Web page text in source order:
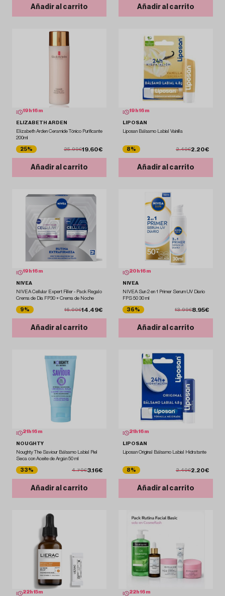
Añadir al carrito Añadir al carrito
19 h16 m
ELIZABETH ARDEN
Elizabeth Arden Ceramide Tónico Purificante
200ml
25% 25.99€19.60€
Añadir al carrito
19 h16 m
LIPOSAN
Liposan Bálsamo Labial Vainilla
8% 2.40€2.20€
Añadir al carrito
19 h16 m
NIVEA
NIVEA Cellular Expert Filler - Pack Regalo
Crema de Día FP30 + Crema de Noche
9% 16.00€14.49€
Añadir al carrito
20 h16 m
NIVEA
NIVEA Sun 2 en 1 Primer Serum UV Diario
FPS 50 30 ml
36% 13.99€8.95€
Añadir al carrito
21 h16 m
NOUGHTY
Noughty The Saviour Bálsamo Labial Piel
Seca con Aceite de Argán 50 ml
33% 4.70€3.16€
Añadir al carrito
21 h16 m
LIPOSAN
Liposan Original Bálsamo Labial Hidratante
8% 2.40€2.20€
Añadir al carrito
22 h15m 22 h16 m